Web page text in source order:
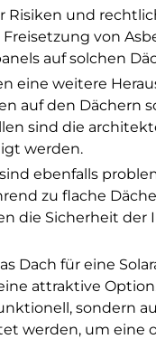
und
von
auf solchen
eine weitere
auf den Dächern
sind die
werden.
ebenfalls
zu flache
die Sicherheit
Dach für eine
attraktive
sondern
werden, um eine